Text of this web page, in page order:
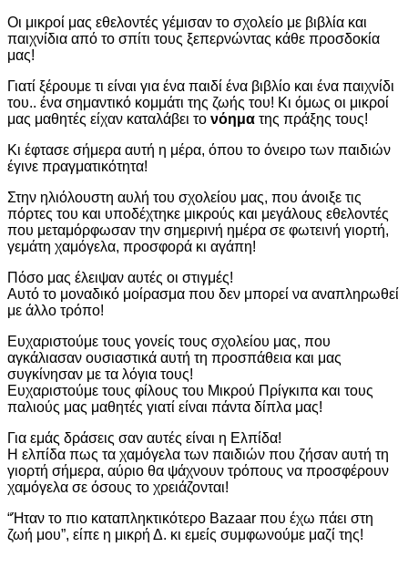
Οι μικροί μας εθελοντές γέμισαν το σχολείο με βιβλία και
παιχνίδια από το σπίτι τους ξεπερνώντας κάθε προσδοκία
μας!
Γιατί ξέρουμε τι είναι για ένα παιδί ένα βιβλίο και ένα παιχνίδι
του.. ένα σημαντικό κομμάτι της ζωής του! Κι όμως οι μικροί
μας μαθητές είχαν καταλάβει το νόημα της πράξης τους!
Κι έφτασε σήμερα αυτή η μέρα, όπου το όνειρο των παιδιών
έγινε πραγματικότητα!
Στην ηλιόλουστη αυλή του σχολείου μας, που άνοιξε τις
πόρτες του και υποδέχτηκε μικρούς και μεγάλους εθελοντές
που μεταμόρφωσαν την σημερινή ημέρα σε φωτεινή γιορτή,
γεμάτη χαμόγελα, προσφορά κι αγάπη!
Πόσο μας έλειψαν αυτές οι στιγμές!
Αυτό το μοναδικό μοίρασμα που δεν μπορεί να αναπληρωθεί
με άλλο τρόπο!
Ευχαριστούμε τους γονείς τους σχολείου μας, που
αγκάλιασαν ουσιαστικά αυτή τη προσπάθεια και μας
συγκίνησαν με τα λόγια τους!
Ευχαριστούμε τους φίλους του Μικρού Πρίγκιπα και τους
παλιούς μας μαθητές γιατί είναι πάντα δίπλα μας!
Για εμάς δράσεις σαν αυτές είναι η Ελπίδα!
Η ελπίδα πως τα χαμόγελα των παιδιών που ζήσαν αυτή τη
γιορτή σήμερα, αύριο θα ψάχνουν τρόπους να προσφέρουν
χαμόγελα σε όσους το χρειάζονται!
“Ήταν το πιο καταπληκτικότερο Bazaar που έχω πάει στη
ζωή μου”, είπε η μικρή Δ. κι εμείς συμφωνούμε μαζί της!